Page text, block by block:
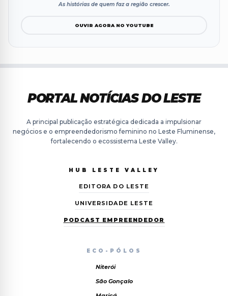
As histórias de quem faz a região crescer.
OUVIR AGORA NO YOUTUBE
PORTAL NOTÍCIASDO LESTE
A principal publicação estratégica dedicada a impulsionar
negócios e o empreendedorismo feminino no Leste Fluminense,
fortalecendo o ecossistema Leste Valley.
HUB LESTE VALLEY
EDITORA DO LESTE
UNIVERSIDADE LESTE
PODCAST EMPREENDEDOR
ECO-PÓLOS
Niterói
São Gonçalo